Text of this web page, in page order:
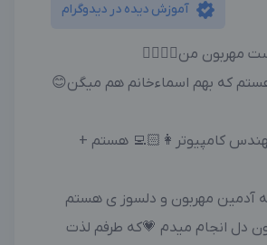
آموزش دیده در دیدوگرام
مهربون من🙋‍♀️🙋‍♂️
که بهم اسماءخانم هم میگن😊
کامپیوتر👩🏻‍💻 هستم +
آدمین مهربون و دلسوز ی هستم
دل انجام میدم 💗که طرفم لذت